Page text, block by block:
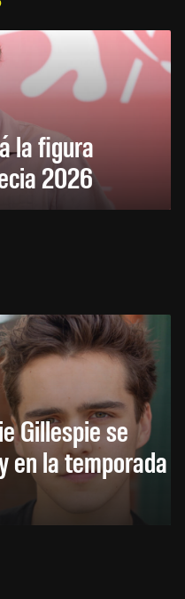
la figura
2026
Gillespie se
en la temporada